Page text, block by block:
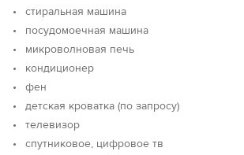
стиральная машина
посудомоечная машина
микроволновая печь
кондиционер
фен
детская кроватка (по запросу)
телевизор
спутниковое, цифровое тв